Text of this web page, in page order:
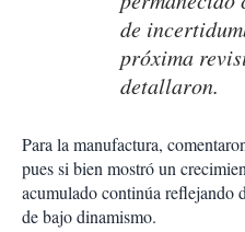
de
próxima
detallaron.
Para la manufactura,
pues si bien mostró un
acumulado continúa reflejando
de bajo dinamismo.